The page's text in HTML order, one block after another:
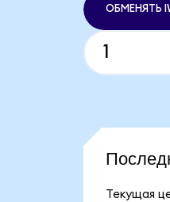
ОБМЕНЯТЬ
Текущая